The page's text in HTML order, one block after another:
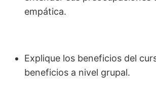
empática.
Explique los beneficios del
beneficios a nivel grupal.